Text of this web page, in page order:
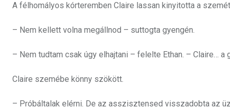
A félhomályos kórteremben Claire lassan kinyitotta a
– Nem kellett volna megállnod – suttogta gyengén.
– Nem tudtam csak úgy elhajtani – felelte Ethan. – Claire… a
Claire szemébe könny szökött.
– Próbáltalak elérni. De az asszisztensed visszadobta az